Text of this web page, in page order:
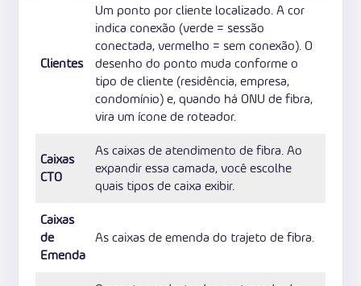
Clientes
Um ponto por cliente localizado. A cor
indica conexão (verde = sessão
conectada, vermelho = sem conexão). O
desenho do ponto muda conforme o
tipo de cliente (residência, empresa,
condomínio) e, quando há ONU de fibra,
vira um ícone de roteador.
Caixas
CTO
As caixas de atendimento de fibra. Ao
expandir essa camada, você escolhe
quais tipos de caixa exibir.
Caixas
de
Emenda
As caixas de emenda do trajeto de fibra.